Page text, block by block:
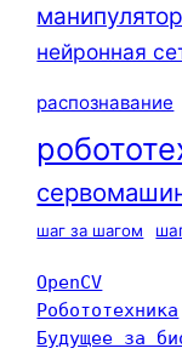
манипулятор
нейронная
распознавание
шаг за шагом
OpenCV
Робототехника
Будущее за